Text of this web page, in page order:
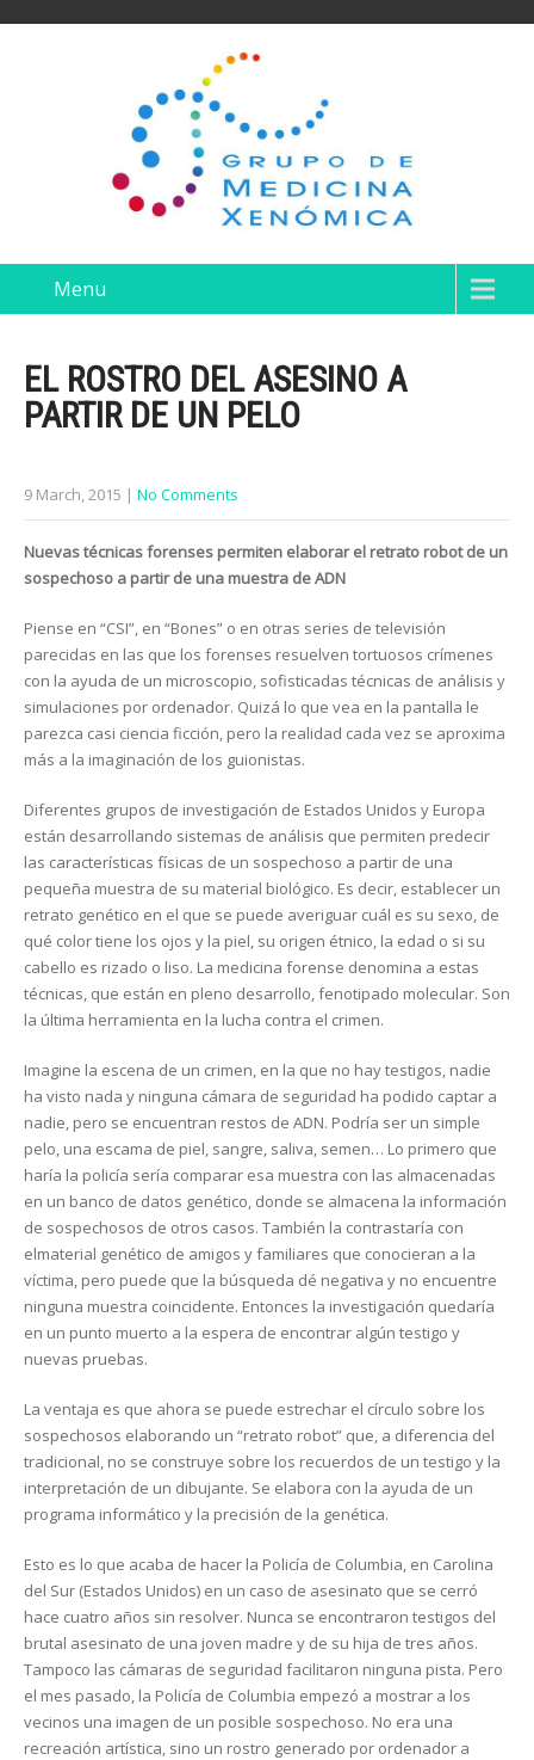
Menu
EL ROSTRO DEL ASESINO A
PARTIR DE UN PELO
9 March, 2015 | No Comments
Nuevas técnicas forenses permiten elaborar el retrato robot de un
sospechoso a partir de una muestra de ADN
Piense en “CSI”, en “Bones” o en otras series de televisión
parecidas en las que los forenses resuelven tortuosos crímenes
con la ayuda de un microscopio, sofisticadas técnicas de análisis y
simulaciones por ordenador. Quizá lo que vea en la pantalla le
parezca casi ciencia ficción, pero la realidad cada vez se aproxima
más a la imaginación de los guionistas.
Diferentes grupos de investigación de Estados Unidos y Europa
están desarrollando sistemas de análisis que permiten predecir
las características físicas de un sospechoso a partir de una
pequeña muestra de su material biológico. Es decir, establecer un
retrato genético en el que se puede averiguar cuál es su sexo, de
qué color tiene los ojos y la piel, su origen étnico, la edad o si su
cabello es rizado o liso. La medicina forense denomina a estas
técnicas, que están en pleno desarrollo, fenotipado molecular. Son
la última herramienta en la lucha contra el crimen.
Imagine la escena de un crimen, en la que no hay testigos, nadie
ha visto nada y ninguna cámara de seguridad ha podido captar a
nadie, pero se encuentran restos de ADN. Podría ser un simple
pelo, una escama de piel, sangre, saliva, semen… Lo primero que
haría la policía sería comparar esa muestra con las almacenadas
en un banco de datos genético, donde se almacena la información
de sospechosos de otros casos. También la contrastaría con
elmaterial genético de amigos y familiares que conocieran a la
víctima, pero puede que la búsqueda dé negativa y no encuentre
ninguna muestra coincidente. Entonces la investigación quedaría
en un punto muerto a la espera de encontrar algún testigo y
nuevas pruebas.
La ventaja es que ahora se puede estrechar el círculo sobre los
sospechosos elaborando un “retrato robot” que, a diferencia del
tradicional, no se construye sobre los recuerdos de un testigo y la
interpretación de un dibujante. Se elabora con la ayuda de un
programa informático y la precisión de la genética.
Esto es lo que acaba de hacer la Policía de Columbia, en Carolina
del Sur (Estados Unidos) en un caso de asesinato que se cerró
hace cuatro años sin resolver. Nunca se encontraron testigos del
brutal asesinato de una joven madre y de su hija de tres años.
Tampoco las cámaras de seguridad facilitaron ninguna pista. Pero
el mes pasado, la Policía de Columbia empezó a mostrar a los
vecinos una imagen de un posible sospechoso. No era una
recreación artística, sino un rostro generado por ordenador a